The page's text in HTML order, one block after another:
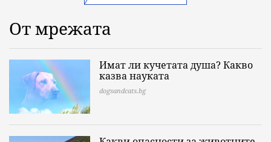
От мрежата
Имат ли кучетата душа? Какво
казва науката
dogsandcats.bg